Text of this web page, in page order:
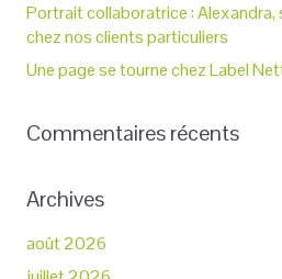
Portrait collaboratrice : Alexandra,
chez nos clients particuliers
Une page se tourne chez Label
Commentaires récents
Archives
août 2026